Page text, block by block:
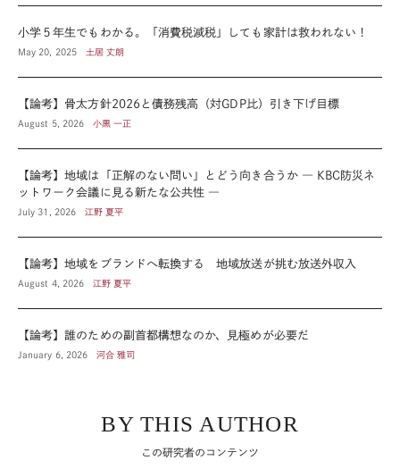
小学５年生でもわかる。「消費税減税」しても家計は救われない！
May 20, 2025 土居 丈朗
【論考】骨太方針2026と債務残高（対GDP比）引き下げ目標
August 5, 2026 小黒 一正
【論考】地域は「正解のない問い」とどう向き合うか ― KBC防災ネ
ットワーク会議に見る新たな公共性 ―
July 31, 2026 江野 夏平
【論考】地域をブランドへ転換する 地域放送が挑む放送外収入
August 4, 2026 江野 夏平
【論考】誰のための副首都構想なのか、見極めが必要だ
January 6, 2026 河合 雅司
BY THIS AUTHOR
この研究者のコンテンツ